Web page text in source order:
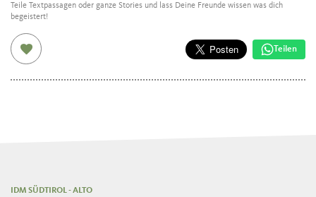
Teile Textpassagen oder ganze Stories und lass Deine Freunde wissen was dich
begeistert!
Teilen
IDM SÜDTIROL - ALTO